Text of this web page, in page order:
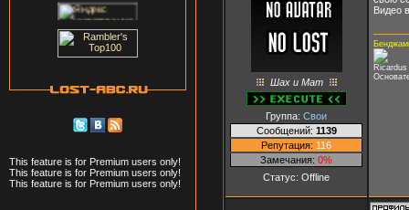
This feature is for Premium users only!
This feature is for Premium users only!
This feature is for Premium users only!
Шах и Мат
Группа: Свои
Сообщений: 1139
Репутация: 116
Замечания: 0%
Статус: Offline
Видео
Ricardus